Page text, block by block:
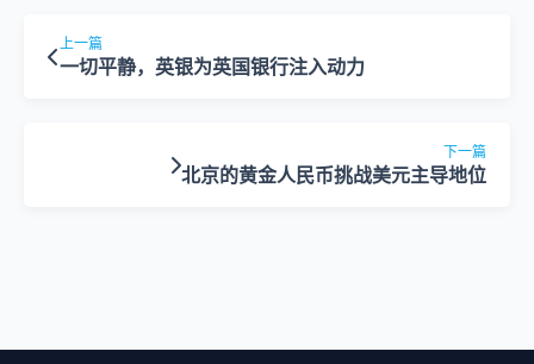
上一篇
一切平静，英银为英国银行注入动力
下一篇
北京的黄金人民币挑战美元主导地位